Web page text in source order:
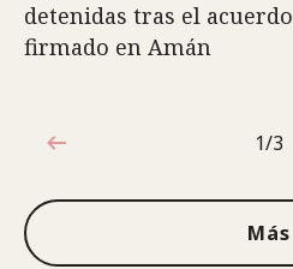
detenidas tras el acuerdo
firmado en Amán
1de3
1/3
Más